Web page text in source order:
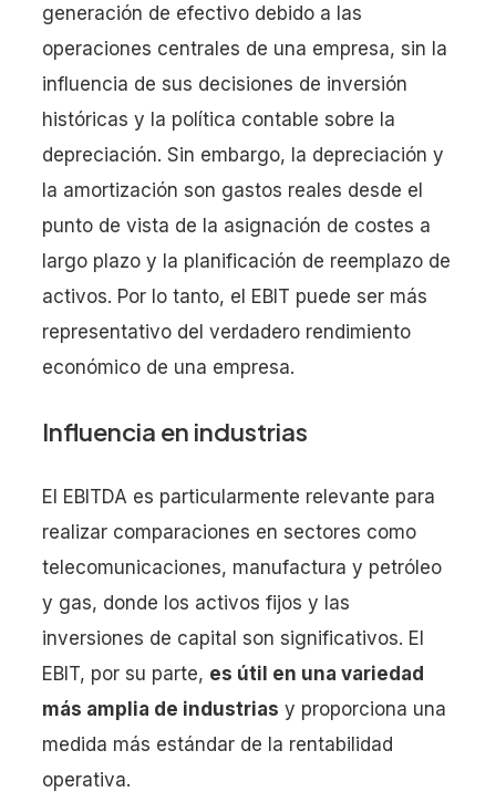
generación de efectivo debido a las
operaciones centrales de una empresa, sin la
influencia de sus decisiones de inversión
históricas y la política contable sobre la
depreciación. Sin embargo, la depreciación y
la amortización son gastos reales desde el
punto de vista de la asignación de costes a
largo plazo y la planificación de reemplazo de
activos. Por lo tanto, el EBIT puede ser más
representativo del verdadero rendimiento
económico de una empresa.
Influencia en industrias
El EBITDA es particularmente relevante para
realizar comparaciones en sectores como
telecomunicaciones, manufactura y petróleo
y gas, donde los activos fijos y las
inversiones de capital son significativos. El
EBIT, por su parte, es útil en una variedad
más amplia de industrias y proporciona una
medida más estándar de la rentabilidad
operativa.